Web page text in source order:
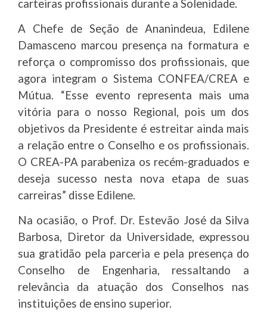
carteiras profissionais durante a Solenidade.
A Chefe de Seção de Ananindeua, Edilene
Damasceno marcou presença na formatura e
reforça o compromisso dos profissionais, que
agora integram o Sistema CONFEA/CREA e
Mútua. “Esse evento representa mais uma
vitória para o nosso Regional, pois um dos
objetivos da Presidente é estreitar ainda mais
a relação entre o Conselho e os profissionais.
O CREA-PA parabeniza os recém-graduados e
deseja sucesso nesta nova etapa de suas
carreiras” disse Edilene.
Na ocasião, o Prof. Dr. Estevão José da Silva
Barbosa, Diretor da Universidade, expressou
sua gratidão pela parceria e pela presença do
Conselho de Engenharia, ressaltando a
relevância da atuação dos Conselhos nas
instituições de ensino superior.